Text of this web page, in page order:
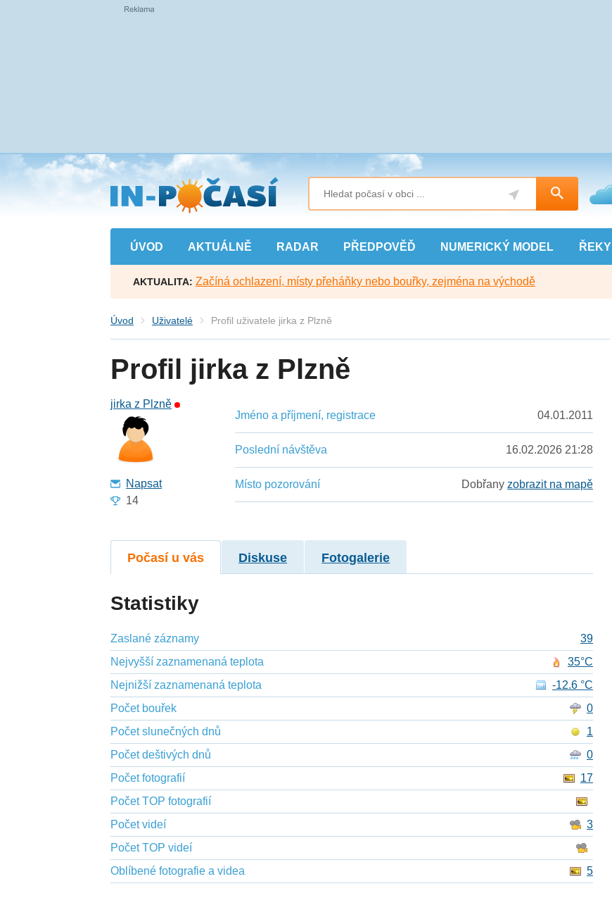
Přejít
na
hlavní
obsah
ÚVOD AKTUÁLNĚ RADAR PŘEDPOVĚĎ NUMERICKÝ MODEL ŘEKY
AKTUALITA: Začíná ochlazení, místy přeháňky nebo bouřky, zejména na východě
Úvod Uživatelé Profil uživatele jirka z Plzně
Profil jirka z Plzně
jirka z Plzně
Napsat
14
Jméno a příjmení, registrace 04.01.2011
Poslední návštěva 16.02.2026 21:28
Místo pozorování Dobřany zobrazit na mapě
Počasí u vás Diskuse Fotogalerie
Statistiky
Zaslané záznamy
39
Nejvyšší zaznamenaná teplota
35°C
Nejnižší zaznamenaná teplota
-12.6 °C
Počet bouřek
0
Počet slunečných dnů
1
Počet deštivých dnů
0
Počet fotografií
17
Počet TOP fotografií
Počet videí
3
Počet TOP videí
Oblíbené fotografie a videa
5